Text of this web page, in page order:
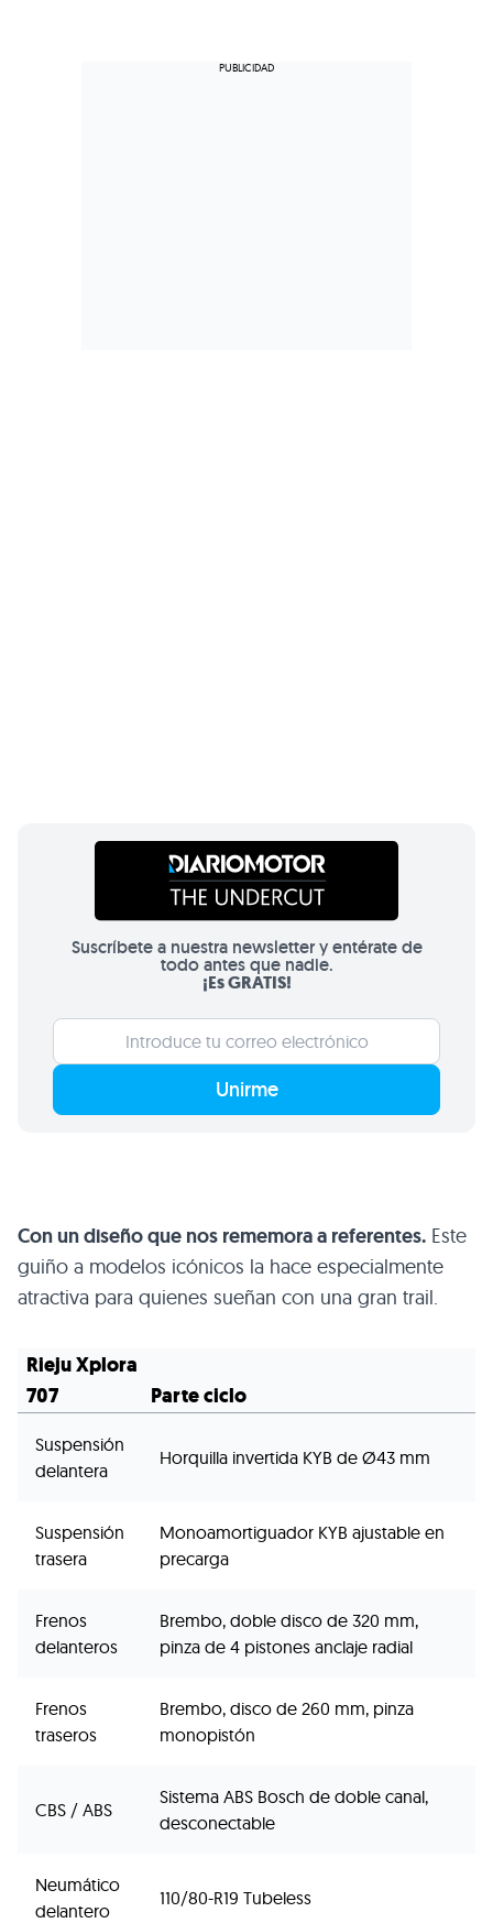
Suscríbete a nuestra newsletter y entérate de
todo antes que nadie.
¡Es GRATIS!
Unirme
Con un diseño que nos rememora a referentes. Este
guiño a modelos icónicos la hace especialmente
atractiva para quienes sueñan con una gran trail.
Rieju Xplora
707
Parte ciclo
Suspensión
delantera
Horquilla invertida KYB de Ø43 mm
Suspensión
trasera
Monoamortiguador KYB ajustable en
precarga
Frenos
delanteros
Brembo, doble disco de 320 mm,
pinza de 4 pistones anclaje radial
Frenos
traseros
Brembo, disco de 260 mm, pinza
monopistón
CBS / ABS
Sistema ABS Bosch de doble canal,
desconectable
Neumático
delantero
110/80-R19 Tubeless